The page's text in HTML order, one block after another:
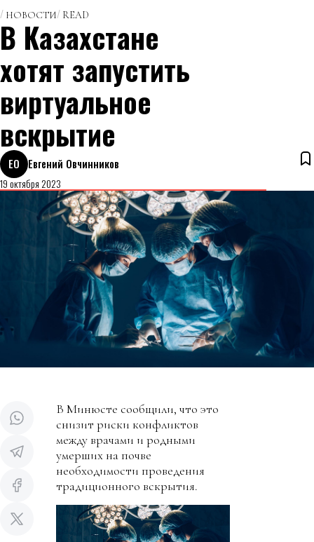
НОВОСТИ READ
В Казахстане
хотят запустить
виртуальное
вскрытие
ЕО
Евгений Овчинников
19 октября 2023
В Минюсте сообщили, что это
снизит риски конфликтов
между врачами и родными
умерших на почве
необходимости проведения
традиционного вскрытия.